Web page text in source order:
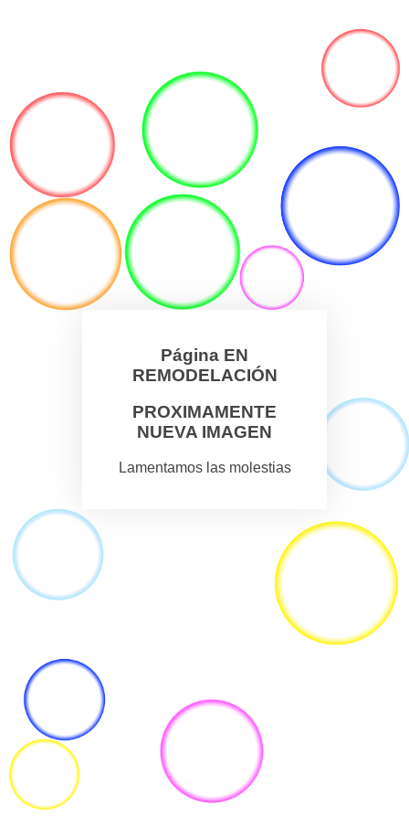
Página EN
REMODELACIÓN
PROXIMAMENTE
NUEVA IMAGEN
Lamentamos las molestias